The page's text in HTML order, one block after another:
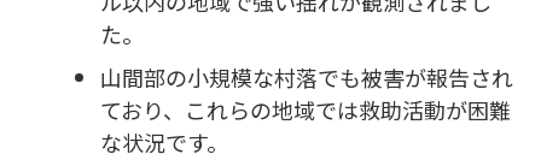
た。
山間部の小規模な村落でも被害が報告され
ており、これらの地域では救助活動が困難
な状況です。